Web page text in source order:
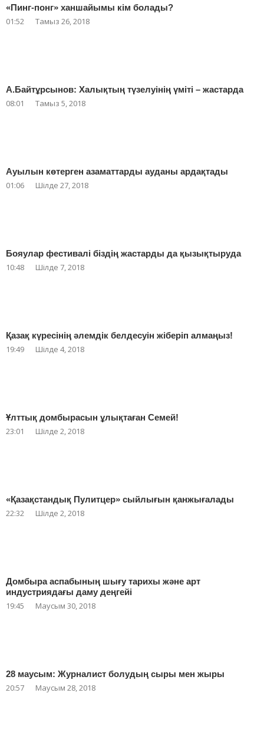
«Пинг-понг» ханшайымы кім болады?
01:52 Тамыз 26, 2018
А.Байтұрсынов: Халықтың түзелуінің үміті – жастарда
08:01 Тамыз 5, 2018
Ауылын көтерген азаматтарды ауданы ардақтады
01:06 Шілде 27, 2018
Бояулар фестивалі біздің жастарды да қызықтыруда
10:48 Шілде 7, 2018
Қазақ күресінің әлемдік белдесуін жіберіп алмаңыз!
19:49 Шілде 4, 2018
Ұлттық домбырасын ұлықтаған Семей!
23:01 Шілде 2, 2018
«Қазақстандық Пулитцер» сыйлығын қанжығалады
22:32 Шілде 2, 2018
Домбыра аспабының шығу тарихы және арт
индустриядағы даму деңгейі
19:45 Маусым 30, 2018
28 маусым: Журналист болудың сыры мен жыры
20:57 Маусым 28, 2018